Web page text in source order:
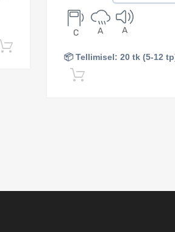
C A A
📦 Tellimisel: 20 tk (5-12